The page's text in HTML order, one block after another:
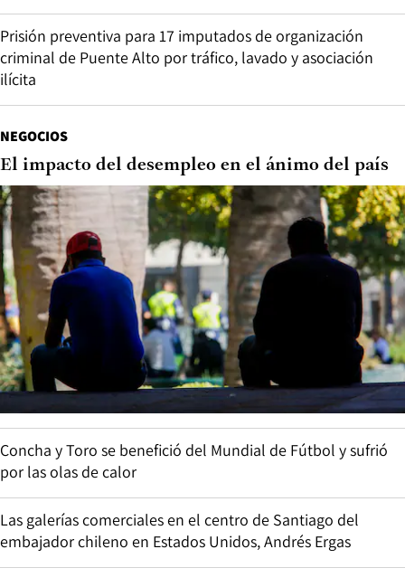
Prisión preventiva para 17 imputados de organización
criminal de Puente Alto por tráfico, lavado y asociación
ilícita
NEGOCIOS
El impacto del desempleo en el ánimo del país
Concha y Toro se benefició del Mundial de Fútbol y sufrió
por las olas de calor
Las galerías comerciales en el centro de Santiago del
embajador chileno en Estados Unidos, Andrés Ergas